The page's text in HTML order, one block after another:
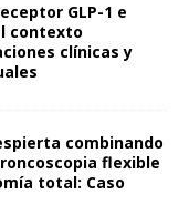
GLP-1 e
contexto
clínicas y
combinando
flexible
total: Caso